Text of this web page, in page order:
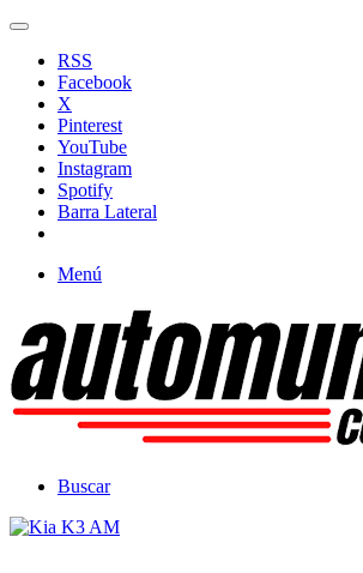
RSS
Facebook
X
Pinterest
YouTube
Instagram
Spotify
Barra Lateral
Menú
Buscar